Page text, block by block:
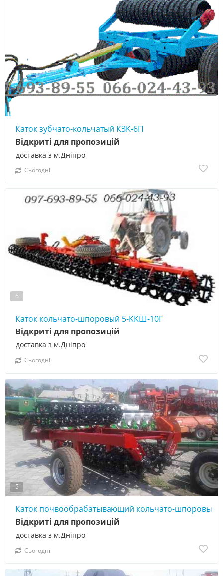
Каток зубчато-кольчатый КЗК-6П
доставка з м.Дніпро
Відкриті для пропозицій
Сьогодні
6
Каток кольчато-шпоровый 5-ККШ-10Г
доставка з м.Дніпро
Відкриті для пропозицій
Сьогодні
5
Каток почвообрабатывающий кольчато-шпоровый
доставка з м.Дніпро
Відкриті для пропозицій
Сьогодні